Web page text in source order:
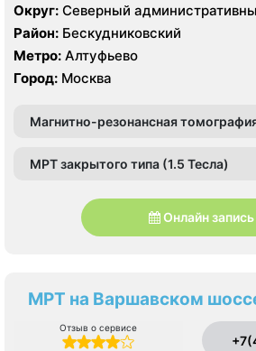
Округ: Северный
Район: Бескудниковский
Метро: Алтуфьево
Город: Москва
Магнитно-резонансная
МРТ закрытого типа (1.5 Тесла)
Онлайн запись
МРТ на Варшавском
Отзыв о сервисе